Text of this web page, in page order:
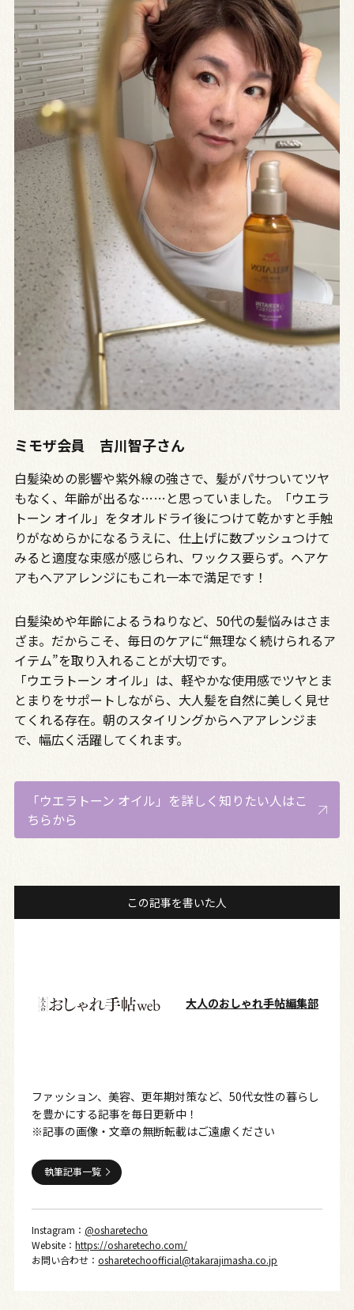
ミモザ会員 吉川智子さん
白髪染めの影響や紫外線の強さで、髪がパサついてツヤ
もなく、年齢が出るな……と思っていました。「ウエラ
トーン オイル」をタオルドライ後につけて乾かすと手触
りがなめらかになるうえに、仕上げに数プッシュつけて
みると適度な束感が感じられ、ワックス要らず。ヘアケ
アもヘアアレンジにもこれ一本で満足です！
白髪染めや年齢によるうねりなど、50代の髪悩みはさま
ざま。だからこそ、毎日のケアに“無理なく続けられるア
イテム”を取り入れることが大切です。
「ウエラトーン オイル」は、軽やかな使用感でツヤとま
とまりをサポートしながら、大人髪を自然に美しく見せ
てくれる存在。朝のスタイリングからヘアアレンジま
で、幅広く活躍してくれます。
「ウエラトーン オイル」を詳しく知りたい人はこ
ちらから
この記事を書いた人
大人のおしゃれ手帖編集部
ファッション、美容、更年期対策など、50代女性の暮らし
を豊かにする記事を毎日更新中！
※記事の画像・文章の無断転載はご遠慮ください
執筆記事一覧
Instagram：@osharetecho
Website：https://osharetecho.com/
お問い合わせ：osharetechoofficial@takarajimasha.co.jp